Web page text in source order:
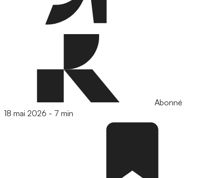
Abonné
18 mai 2026 - 7 min